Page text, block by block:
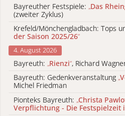
Bayreuther Festspiele: „Das
(zweiter Zyklus)
Krefeld/Mönchengladbach: Tops
der Saison 2025/26“
4. August 2026
Bayreuth: „Rienzi“, Richard
Bayreuth: Gedenkveranstaltung „
Michel Friedman
Pionteks Bayreuth: „Christa
Verpflichtung - Die Festspielzeit